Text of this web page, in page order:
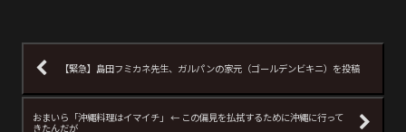
【緊急】島田フミカネ先生、ガルパンの家元（ゴールデンビキニ）を投稿
おまいら「沖縄料理はイマイチ」 ← この偏見を払拭するために沖縄に行って
きたんだが